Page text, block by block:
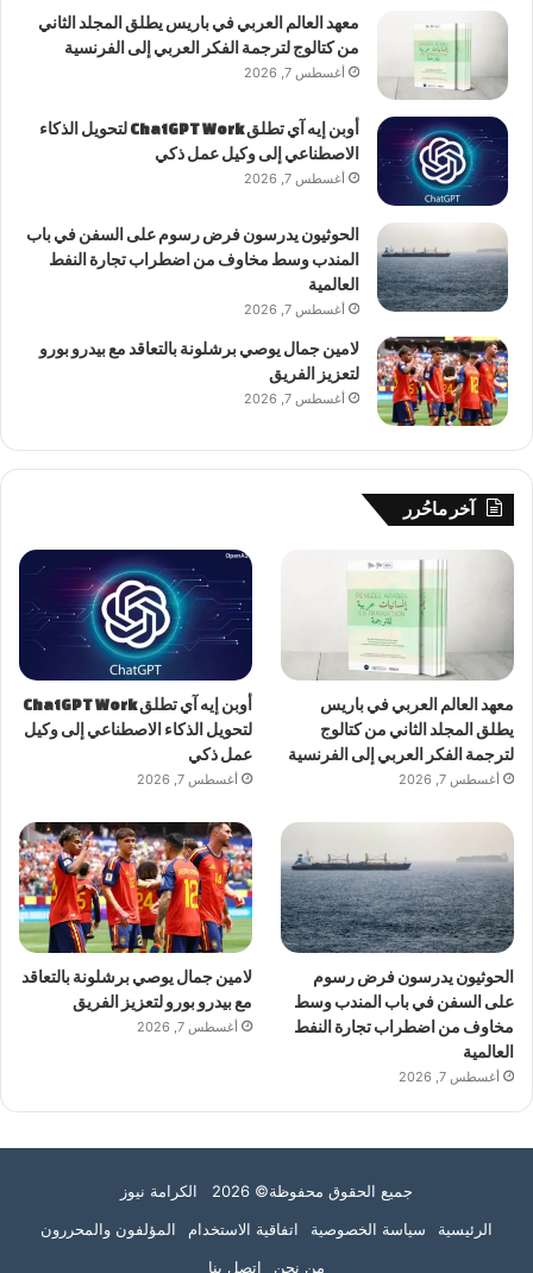
معهد العالم العربي في باريس يطلق المجلد الثاني
من كتالوج لترجمة الفكر العربي إلى الفرنسية
أغسطس 7, 2026
أوبن إيه آي تطلق ChatGPT Work لتحويل الذكاء
الاصطناعي إلى وكيل عمل ذكي
أغسطس 7, 2026
الحوثيون يدرسون فرض رسوم على السفن في باب
المندب وسط مخاوف من اضطراب تجارة النفط
العالمية
أغسطس 7, 2026
لامين جمال يوصي برشلونة بالتعاقد مع بيدرو بورو
لتعزيز الفريق
أغسطس 7, 2026
آخر ماحُرر
معهد العالم العربي في باريس
يطلق المجلد الثاني من كتالوج
لترجمة الفكر العربي إلى الفرنسية
أغسطس 7, 2026
أوبن إيه آي تطلق ChatGPT Work
لتحويل الذكاء الاصطناعي إلى وكيل
عمل ذكي
أغسطس 7, 2026
الحوثيون يدرسون فرض رسوم
على السفن في باب المندب وسط
مخاوف من اضطراب تجارة النفط
العالمية
أغسطس 7, 2026
لامين جمال يوصي برشلونة بالتعاقد
مع بيدرو بورو لتعزيز الفريق
أغسطس 7, 2026
جميع الحقوق محفوظة© 2026 الكرامة نيوز
الرئيسية
سياسة الخصوصية اتفاقية الاستخدام
المؤلفون والمحررون
من نحن
اتصل بنا